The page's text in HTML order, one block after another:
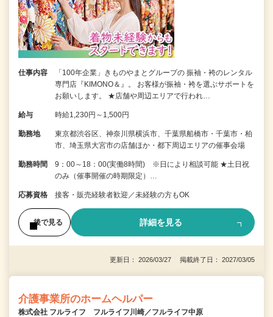
仕事内容
「100年企業」きものやまとグループの 振袖・袴のレンタル
専門店『KIMONO＆』。 お客様が振袖・袴を選ぶサポートを
お願いします。 ★店舗や周辺エリアで行われ…
給与 時給1,230円～1,500円
勤務地
東京都渋谷区、神奈川県横浜市、千葉県船橋市・千葉市・柏
市、埼玉県大宮市の店舗ほか・都下周辺エリアの催事会場
勤務時間
9：00～18：00(実働8時間) ※日により相談可能 ★土日祝
のみ（催事開催の時期限定）…
応募資格 接客・販売経験者歓迎／未経験の方もOK
後で見る 詳細を見る
更新日： 2026/03/27 掲載終了日： 2027/03/05
介護事業所のホームヘルパー
株式会社 フルライフ フルライフ川崎／フルライフ中原